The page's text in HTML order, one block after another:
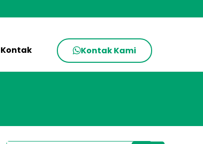
Kontak Kontak Kami